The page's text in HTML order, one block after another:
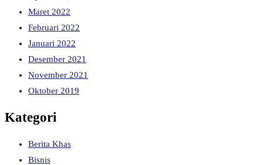
Maret 2022
Februari 2022
Januari 2022
Desember 2021
November 2021
Oktober 2019
Kategori
Berita Khas
Bisnis